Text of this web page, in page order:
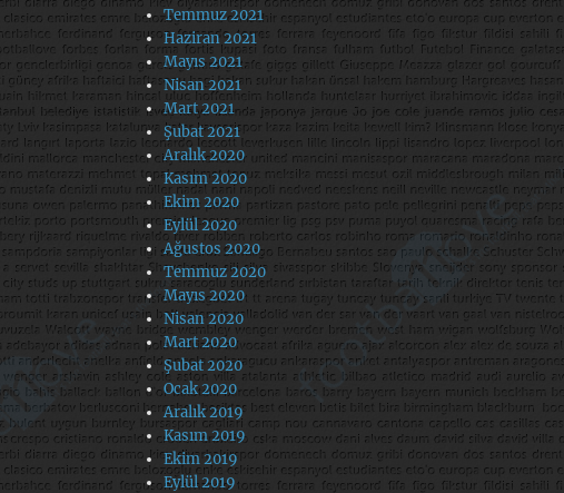
Temmuz 2021
Haziran 2021
Mayıs 2021
Nisan 2021
Mart 2021
Şubat 2021
Aralık 2020
Kasım 2020
Ekim 2020
Eylül 2020
Ağustos 2020
Temmuz 2020
Mayıs 2020
Nisan 2020
Mart 2020
Şubat 2020
Ocak 2020
Aralık 2019
Kasım 2019
Ekim 2019
Eylül 2019